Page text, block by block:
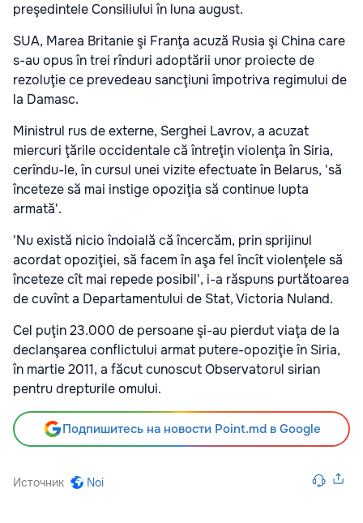
preşedintele Consiliului în luna august.
SUA, Marea Britanie şi Franţa acuză Rusia şi China care
s-au opus în trei rînduri adoptării unor proiecte de
rezoluţie ce prevedeau sancţiuni împotriva regimului de
la Damasc.
Ministrul rus de externe, Serghei Lavrov, a acuzat
miercuri ţările occidentale că întreţin violenţa în Siria,
cerîndu-le, în cursul unei vizite efectuate în Belarus, 'să
înceteze să mai instige opoziţia să continue lupta
armată'.
'Nu există nicio îndoială că încercăm, prin sprijinul
acordat opoziţiei, să facem în aşa fel încît violenţele să
înceteze cît mai repede posibil', i-a răspuns purtătoarea
de cuvînt a Departamentului de Stat, Victoria Nuland.
Cel puţin 23.000 de persoane şi-au pierdut viaţa de la
declanşarea conflictului armat putere-opoziţie în Siria,
în martie 2011, a făcut cunoscut Observatorul sirian
pentru drepturile omului.
Подпишитесь на новости Point.md в Google
Источник Noi